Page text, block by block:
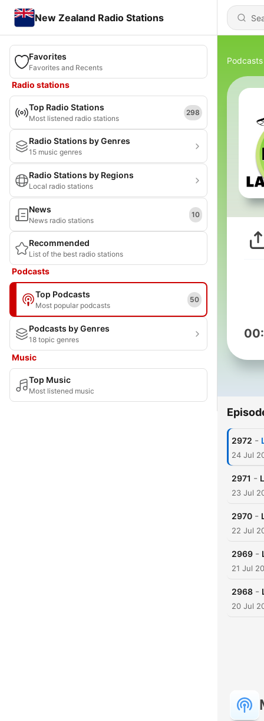
New Zealand Radio Stations
Favorites
Favorites and Recents
Radio stations
Top Radio Stations
Most listened radio stations
298
Radio Stations by Genres
15 music genres
Radio Stations by Regions
Local radio stations
News
News radio stations
10
Recommended
List of the best radio stations
Podcasts
Top Podcasts
Most popular podcasts
50
Podcasts by Genres
18 topic genres
Music
Top Music
Most listened music
Podcasts
2972 -
24 Jul
2971 -
23 Jul
2970 -
22 Jul
2969 -
21 Jul
2968 -
20 Jul